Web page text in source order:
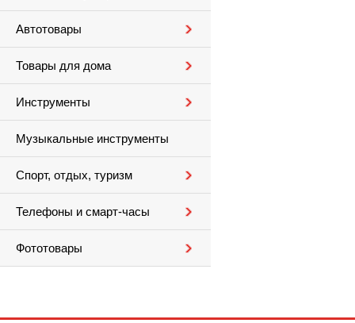
Автотовары
Товары для дома
Инструменты
Музыкальные инструменты
Спорт, отдых, туризм
Телефоны и смарт-часы
Фототовары